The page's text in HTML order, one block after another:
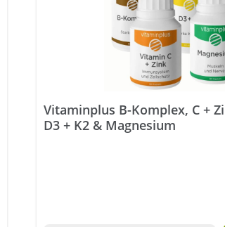
Vitaminplus B-Komplex, C +
D3 + K2 & Magnesium